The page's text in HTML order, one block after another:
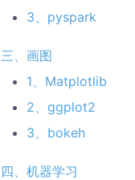
3、pyspark
三、画图
1、Matplotlib
2、ggplot2
3、bokeh
四、机器学习